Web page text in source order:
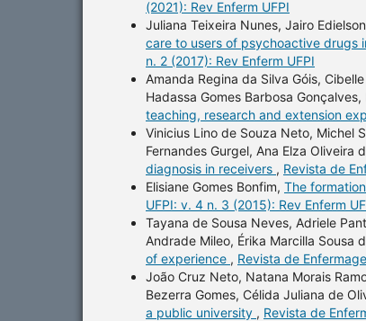
(2021): Rev Enferm UFPI
Juliana Teixeira Nunes, Jairo
care to users of psychoactive drugs
n. 2 (2017): Rev Enferm UFPI
Amanda Regina da Silva Góis,
Hadassa Gomes Barbosa
teaching, research and extension
Vinicius Lino de Souza Neto, Michel
Fernandes Gurgel, Ana Elza Oliveira
diagnosis in receivers , Revista de
Elisiane Gomes Bonfim, The
UFPI: v. 4 n. 3 (2015): Rev Enferm
Tayana de Sousa Neves, Adriele
Andrade Mileo, Érika Marcilla Sousa
of experience , Revista de
João Cruz Neto, Natana Morais
Bezerra Gomes, Célida Juliana de
a public university , Revista de